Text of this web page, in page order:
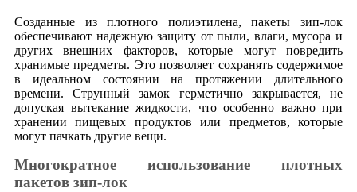
Созданные из плотного полиэтилена, пакеты зип-лок
обеспечивают надежную защиту от пыли, влаги, мусора и
других внешних факторов, которые могут повредить
хранимые предметы. Это позволяет сохранять содержимое
в идеальном состоянии на протяжении длительного
времени. Струнный замок герметично закрывается, не
допуская вытекание жидкости, что особенно важно при
хранении пищевых продуктов или предметов, которые
могут пачкать другие вещи.
Многократное использование плотных
пакетов зип-лок